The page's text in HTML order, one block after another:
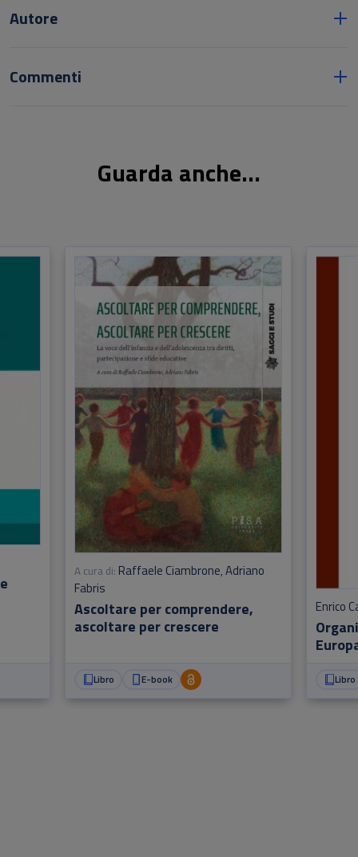
Autore
Commenti
Guarda anche...
Ascoltare per comprendere,
ascoltare per crescere
A cura di: Raffaele Ciambrone,Adriano
Fabris
Libro E-book
Enrico
Libro